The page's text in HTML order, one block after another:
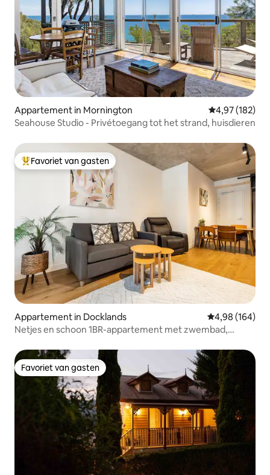
Appartement in Mornington Gemiddelde
4,97 (182)
Seahouse Studio - Privétoegang tot het strand, huisdieren
Topfavoriet van gasten
Favoriet van gasten
Appartement in Docklands Gemiddelde
4,98 (164)
Netjes en schoon 1BR-appartement met zwembad,
Favoriet van gasten
Favoriet van gasten